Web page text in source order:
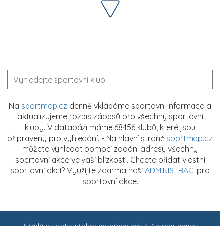
Na sportmap.cz denně vkládáme sportovní informace a
aktualizujeme rozpis zápasů pro všechny sportovní
kluby. V databázi máme 68456 klubů, které jsou
připraveny pro vyhledání. - Na hlavní straně sportmap.cz
můžete vyhledat pomocí zadání adresy všechny
sportovní akce ve vaší blízkosti. Chcete přidat vlastní
sportovní akci? Využijte zdarma naší ADMINISTRACI pro
sportovní akce.